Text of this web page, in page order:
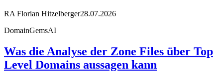
RA Florian Hitzelberger28.07.2026
DomainGemsAI
Was die Analyse der Zone Files über Top
Level Domains aussagen kann